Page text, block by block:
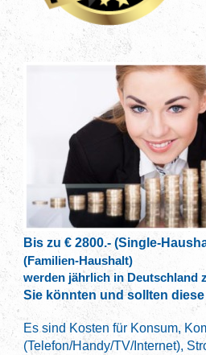
Bis zu € 2800.- (Single-
(Familien-Haushalt)
werden jährlich in Deutschland
Sie könnten und sollten diese
Es sind Kosten für Konsum,
(Telefon/Handy/TV/Internet),